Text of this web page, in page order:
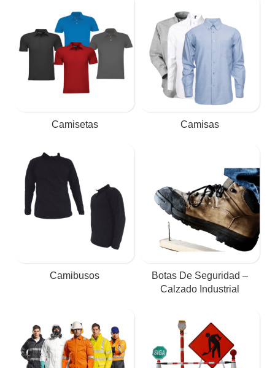
Camisetas Camisas
Camibusos
Botas De Seguridad –
Calzado Industrial